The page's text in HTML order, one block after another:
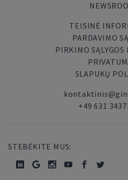
TEISINĖ
PARDAVIMO
PIRKIMO SĄLYGOS
SLAPUKŲ
+49 631
STEBĖKITE MUS: